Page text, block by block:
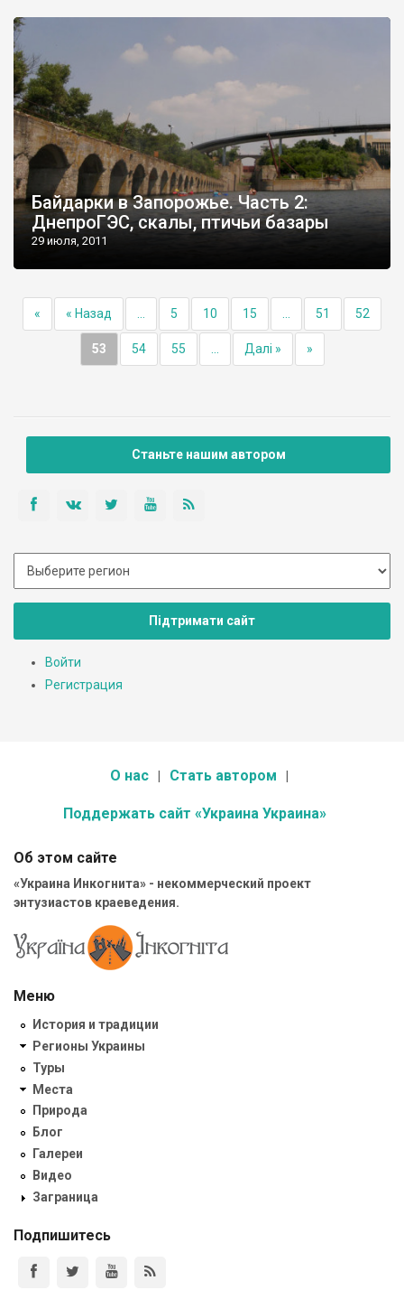
Байдарки в Запорожье. Часть 2:
ДнепроГЭС, скалы, птичьи базары
29 июля, 2011
« « Назад 5 10 15 51 52
53 54 55 Далі » »
Станьте нашим автором
Підтримати сайт
Войти
Регистрация
О нас Стать автором
Поддержать сайт «Украина Украина»
Об этом сайте
«Украина Инкогнита» - некоммерческий проект
энтузиастов краеведения.
Меню
История и традиции
Регионы Украины
Туры
Места
Природа
Блог
Галереи
Видео
Заграница
Подпишитесь